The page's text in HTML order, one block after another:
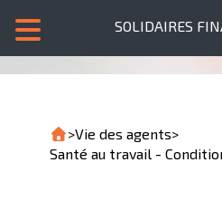
SOLIDAIRES
>Vie des agents>
Santé au travail -